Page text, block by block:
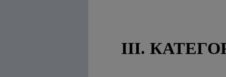
III.